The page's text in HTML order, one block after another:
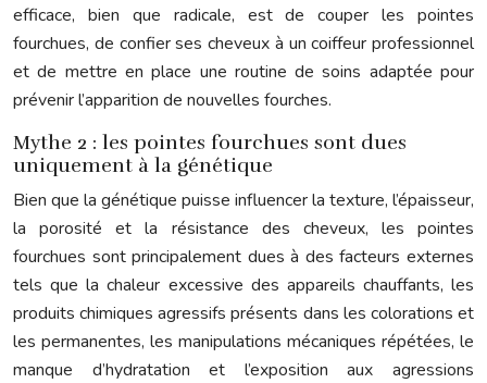
efficace, bien que radicale, est de couper les pointes
fourchues, de confier ses cheveux à un coiffeur professionnel
et de mettre en place une routine de soins adaptée pour
prévenir l’apparition de nouvelles fourches.
Mythe 2 : les pointes fourchues sont dues
uniquement à la génétique
Bien que la génétique puisse influencer la texture, l’épaisseur,
la porosité et la résistance des cheveux, les pointes
fourchues sont principalement dues à des facteurs externes
tels que la chaleur excessive des appareils chauffants, les
produits chimiques agressifs présents dans les colorations et
les permanentes, les manipulations mécaniques répétées, le
manque d’hydratation et l’exposition aux agressions